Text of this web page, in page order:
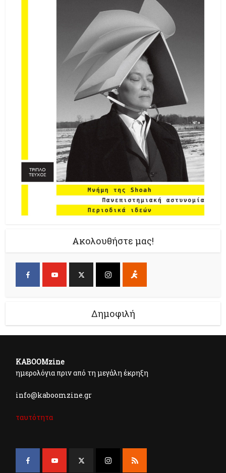
Ακολουθήστε μας!
Δημοφιλή
KABOOMzine
ημερολόγια πριν από τη μεγάλη έκρηξη
info@kaboomzine.gr
ταυτότητα